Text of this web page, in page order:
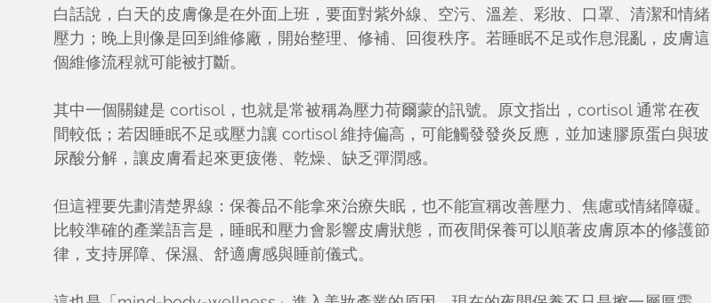
白話說，白天的皮膚像是在外面上班，要面對紫外線、空污、溫差、彩妝、口罩、清潔和情緒
壓力；晚上則像是回到維修廠，開始整理、修補、回復秩序。若睡眠不足或作息混亂，皮膚這
個維修流程就可能被打斷。
其中一個關鍵是 cortisol，也就是常被稱為壓力荷爾蒙的訊號。原文指出，cortisol 通常在夜
間較低；若因睡眠不足或壓力讓 cortisol 維持偏高，可能觸發發炎反應，並加速膠原蛋白與玻
尿酸分解，讓皮膚看起來更疲倦、乾燥、缺乏彈潤感。
但這裡要先劃清楚界線：保養品不能拿來治療失眠，也不能宣稱改善壓力、焦慮或情緒障礙。
比較準確的產業語言是，睡眠和壓力會影響皮膚狀態，而夜間保養可以順著皮膚原本的修護節
律，支持屏障、保濕、舒適膚感與睡前儀式。